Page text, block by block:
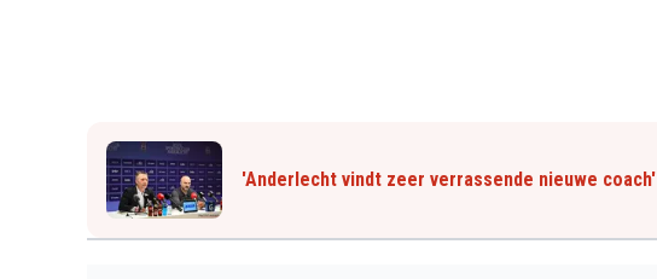
'Anderlecht vindt zeer verrassende nieuwe coach'